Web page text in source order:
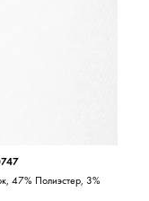
47% Полиэстер, 3%